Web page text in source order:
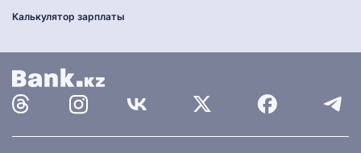
Калькулятор зарплаты